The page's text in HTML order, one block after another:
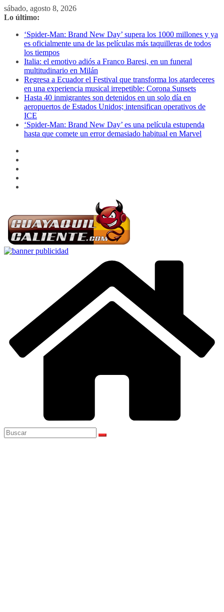
Saltar
al
sábado, agosto 8, 2026
Lo último:
‘Spider-Man: Brand New Day’ supera los 1000 millones y ya
es oficialmente una de las películas más taquilleras de todos
los tiempos
Italia: el emotivo adiós a Franco Baresi, en un funeral
multitudinario en Milán
Regresa a Ecuador el Festival que transforma los atardeceres
en una experiencia musical irrepetible: Corona Sunsets
Hasta 40 inmigrantes son detenidos en un solo día en
aeropuertos de Estados Unidos; intensifican operativos de
ICE
‘Spider-Man: Brand New Day’ es una película estupenda
hasta que comete un error demasiado habitual en Marvel